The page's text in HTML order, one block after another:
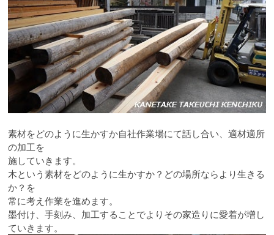
素材をどのように生かすか自社作業場にて話し合い、適材適所
の加工を
施していきます。
木という素材をどのように生かすか？どの場所ならより生きる
か？を
常に考え作業を進めます。
墨付け、手刻み、加工することでよりその家造りに愛着が増し
ていきます。